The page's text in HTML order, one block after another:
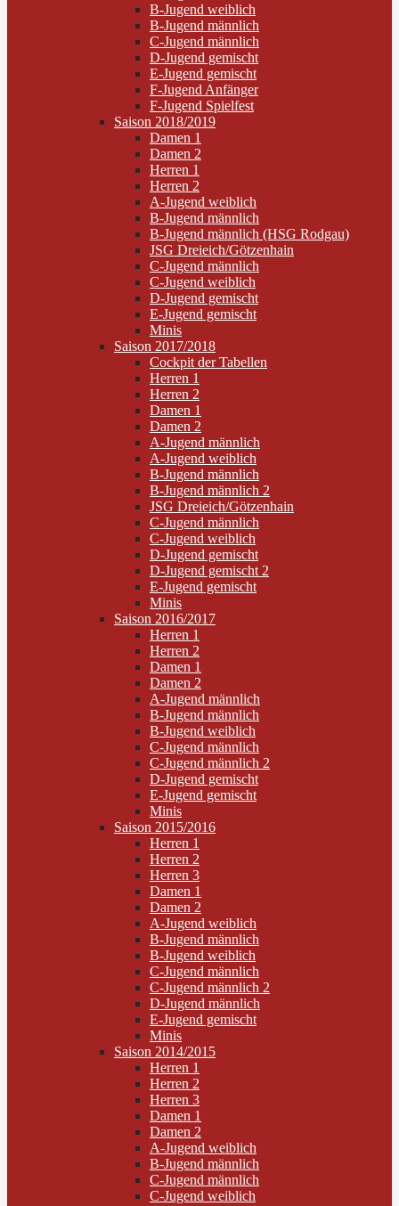
B-Jugend weiblich
B-Jugend männlich
C-Jugend männlich
D-Jugend gemischt
E-Jugend gemischt
F-Jugend Anfänger
F-Jugend Spielfest
Saison 2018/2019
Damen 1
Damen 2
Herren 1
Herren 2
A-Jugend weiblich
B-Jugend männlich
B-Jugend männlich (HSG Rodgau)
JSG Dreieich/Götzenhain
C-Jugend männlich
C-Jugend weiblich
D-Jugend gemischt
E-Jugend gemischt
Minis
Saison 2017/2018
Cockpit der Tabellen
Herren 1
Herren 2
Damen 1
Damen 2
A-Jugend männlich
A-Jugend weiblich
B-Jugend männlich
B-Jugend männlich 2
JSG Dreieich/Götzenhain
C-Jugend männlich
C-Jugend weiblich
D-Jugend gemischt
D-Jugend gemischt 2
E-Jugend gemischt
Minis
Saison 2016/2017
Herren 1
Herren 2
Damen 1
Damen 2
A-Jugend männlich
B-Jugend männlich
B-Jugend weiblich
C-Jugend männlich
C-Jugend männlich 2
D-Jugend gemischt
E-Jugend gemischt
Minis
Saison 2015/2016
Herren 1
Herren 2
Herren 3
Damen 1
Damen 2
A-Jugend weiblich
B-Jugend männlich
B-Jugend weiblich
C-Jugend männlich
C-Jugend männlich 2
D-Jugend männlich
E-Jugend gemischt
Minis
Saison 2014/2015
Herren 1
Herren 2
Herren 3
Damen 1
Damen 2
A-Jugend weiblich
B-Jugend männlich
C-Jugend männlich
C-Jugend weiblich